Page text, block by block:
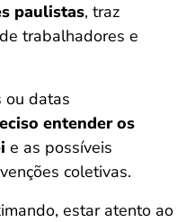
paulistas, traz
trabalhadores e
ou datas
entender os
e as possíveis
coletivas.
estar atento ao